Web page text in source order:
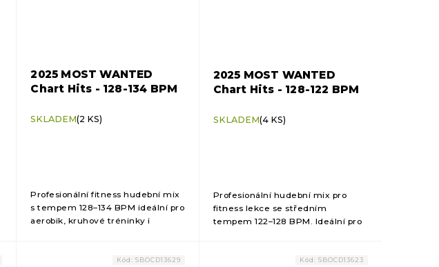
2025 MOST WANTED
Chart Hits - 128-134 BPM
SKLADEM(2 KS)
Profesionální fitness hudební mix
s tempem 128–134 BPM ideální pro
aerobik, kruhové tréninky i
pro plynulý průběh...
2025 MOST WANTED
Chart Hits - 128-122 BPM
SKLADEM(4 KS)
Profesionální hudební mix pro
fitness lekce se středním
tempem 122–128 BPM. Ideální pro
energickou a plynulou hudbu pro...
Kód: SBOCD13629 Kód: SBOCD13623